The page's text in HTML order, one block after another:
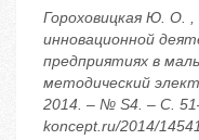
Гороховицкая Ю. О.
инновационной
предприятиях в
методический
2014. – № S4. – С.
koncept.ru/2014/